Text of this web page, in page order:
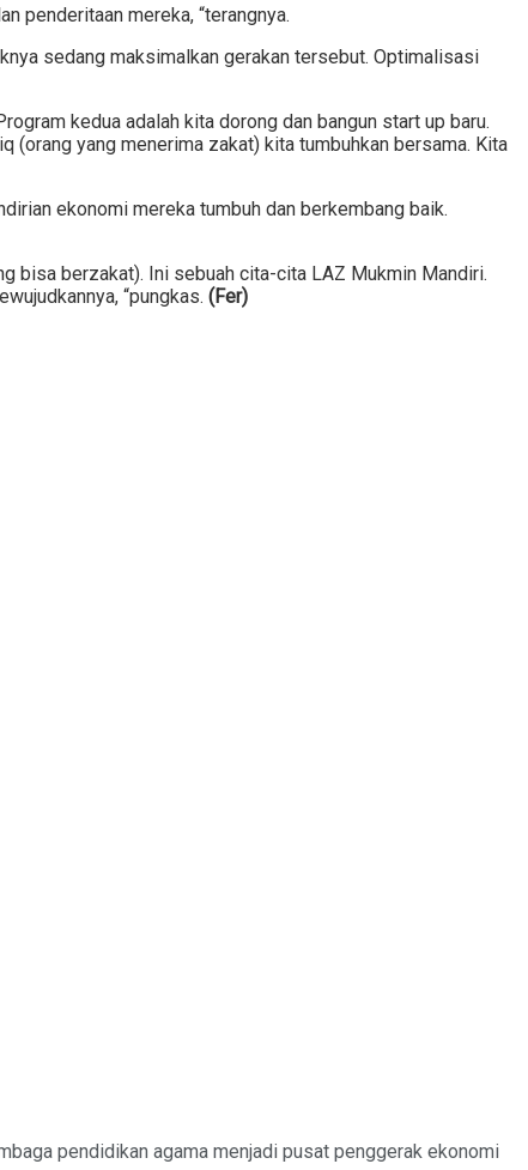
penderitaan mereka, “terangnya.
sedang maksimalkan gerakan tersebut. Optimalisasi
kedua adalah kita dorong dan bangun start up baru.
(orang yang menerima zakat) kita tumbuhkan bersama. Kita
ekonomi mereka tumbuh dan berkembang baik.
bisa berzakat). Ini sebuah cita-cita LAZ Mukmin Mandiri.
“pungkas. (Fer)
pendidikan agama menjadi pusat penggerak ekonomi